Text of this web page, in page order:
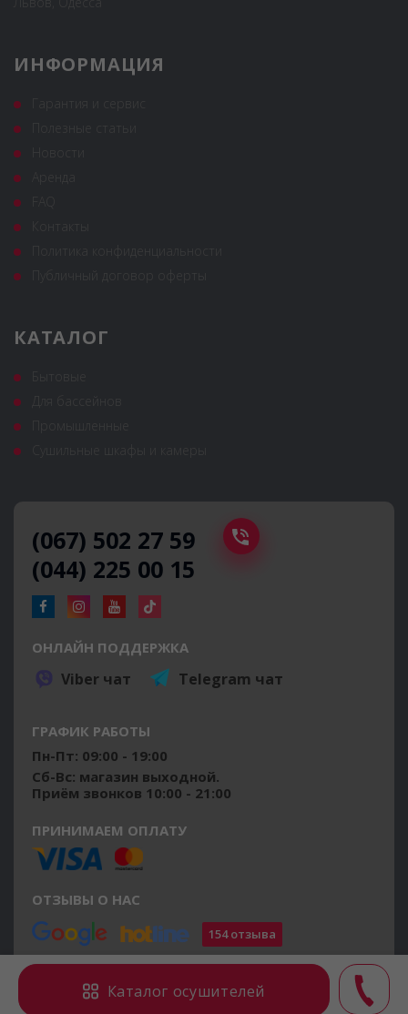
ИНФОРМАЦИЯ
КАТАЛОГ
(067) 502 27 59
(044) 225 00 15
ОНЛАЙН ПОДДЕРЖКА
Viber чат Telegram чат
ГРАФИК РАБОТЫ
Пн-Пт: 09:00 - 19:00
Сб-Вс: магазин выходной.
Приём звонков 10:00 - 21:00
ПРИНИМАЕМ ОПЛАТУ
ОТЗЫВЫ О НАС
154 отзыва
©2014 - 2026 osushiteli.ua
Все права защищены.Каталог осушителей